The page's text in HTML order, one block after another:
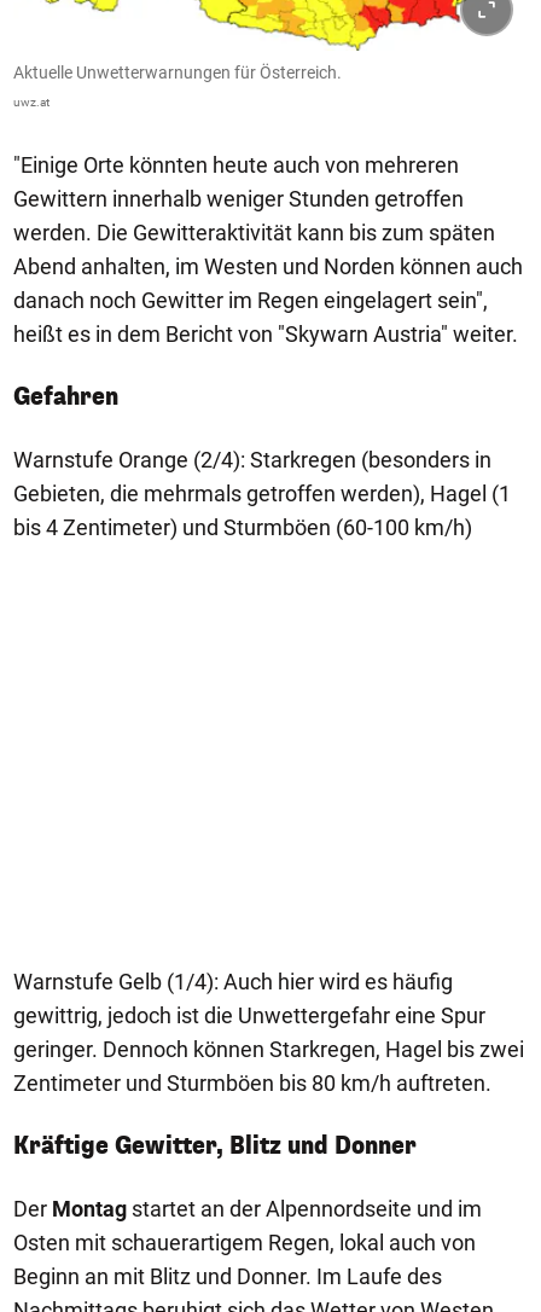
Aktuelle Unwetterwarnungen für Österreich.
uwz.at
"Einige Orte könnten heute auch von mehreren
Gewittern innerhalb weniger Stunden getroffen
werden. Die Gewitteraktivität kann bis zum späten
Abend anhalten, im Westen und Norden können auch
danach noch Gewitter im Regen eingelagert sein",
heißt es in dem Bericht von "Skywarn Austria" weiter.
Gefahren
Warnstufe Orange (2/4): Starkregen (besonders in
Gebieten, die mehrmals getroffen werden), Hagel (1
bis 4 Zentimeter) und Sturmböen (60-100 km/h)
Warnstufe Gelb (1/4): Auch hier wird es häufig
gewittrig, jedoch ist die Unwettergefahr eine Spur
geringer. Dennoch können Starkregen, Hagel bis zwei
Zentimeter und Sturmböen bis 80 km/h auftreten.
Kräftige Gewitter, Blitz und Donner
Der Montag startet an der Alpennordseite und im
Osten mit schauerartigem Regen, lokal auch von
Beginn an mit Blitz und Donner. Im Laufe des